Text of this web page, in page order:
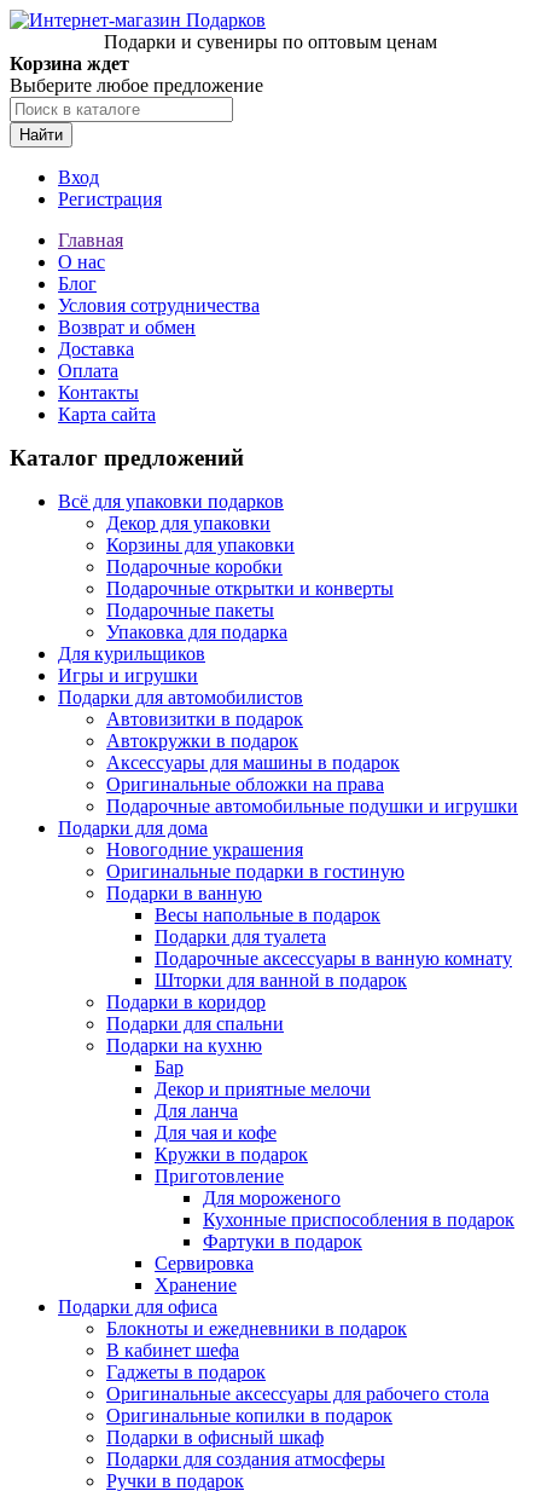
Подарки и сувениры по оптовым ценам
Корзина ждет
Выберите любое предложение
Найти
Вход
Регистрация
Главная
О нас
Блог
Условия сотрудничества
Возврат и обмен
Доставка
Оплата
Контакты
Карта сайта
Каталог предложений
Всё для упаковки подарков
Декор для упаковки
Корзины для упаковки
Подарочные коробки
Подарочные открытки и конверты
Подарочные пакеты
Упаковка для подарка
Для курильщиков
Игры и игрушки
Подарки для автомобилистов
Автовизитки в подарок
Автокружки в подарок
Аксессуары для машины в подарок
Оригинальные обложки на права
Подарочные автомобильные подушки и игрушки
Подарки для дома
Новогодние украшения
Оригинальные подарки в гостиную
Подарки в ванную
Весы напольные в подарок
Подарки для туалета
Подарочные аксессуары в ванную комнату
Шторки для ванной в подарок
Подарки в коридор
Подарки для спальни
Подарки на кухню
Бар
Декор и приятные мелочи
Для ланча
Для чая и кофе
Кружки в подарок
Приготовление
Для мороженого
Кухонные приспособления в подарок
Фартуки в подарок
Сервировка
Хранение
Подарки для офиса
Блокноты и ежедневники в подарок
В кабинет шефа
Гаджеты в подарок
Оригинальные аксессуары для рабочего стола
Оригинальные копилки в подарок
Подарки в офисный шкаф
Подарки для создания атмосферы
Ручки в подарок